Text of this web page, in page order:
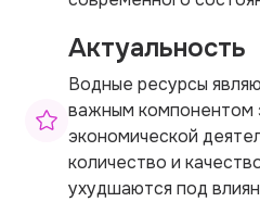
Актуальность
Водные ресурсы
важным компонентом
экономической
количество и
ухудшаются под